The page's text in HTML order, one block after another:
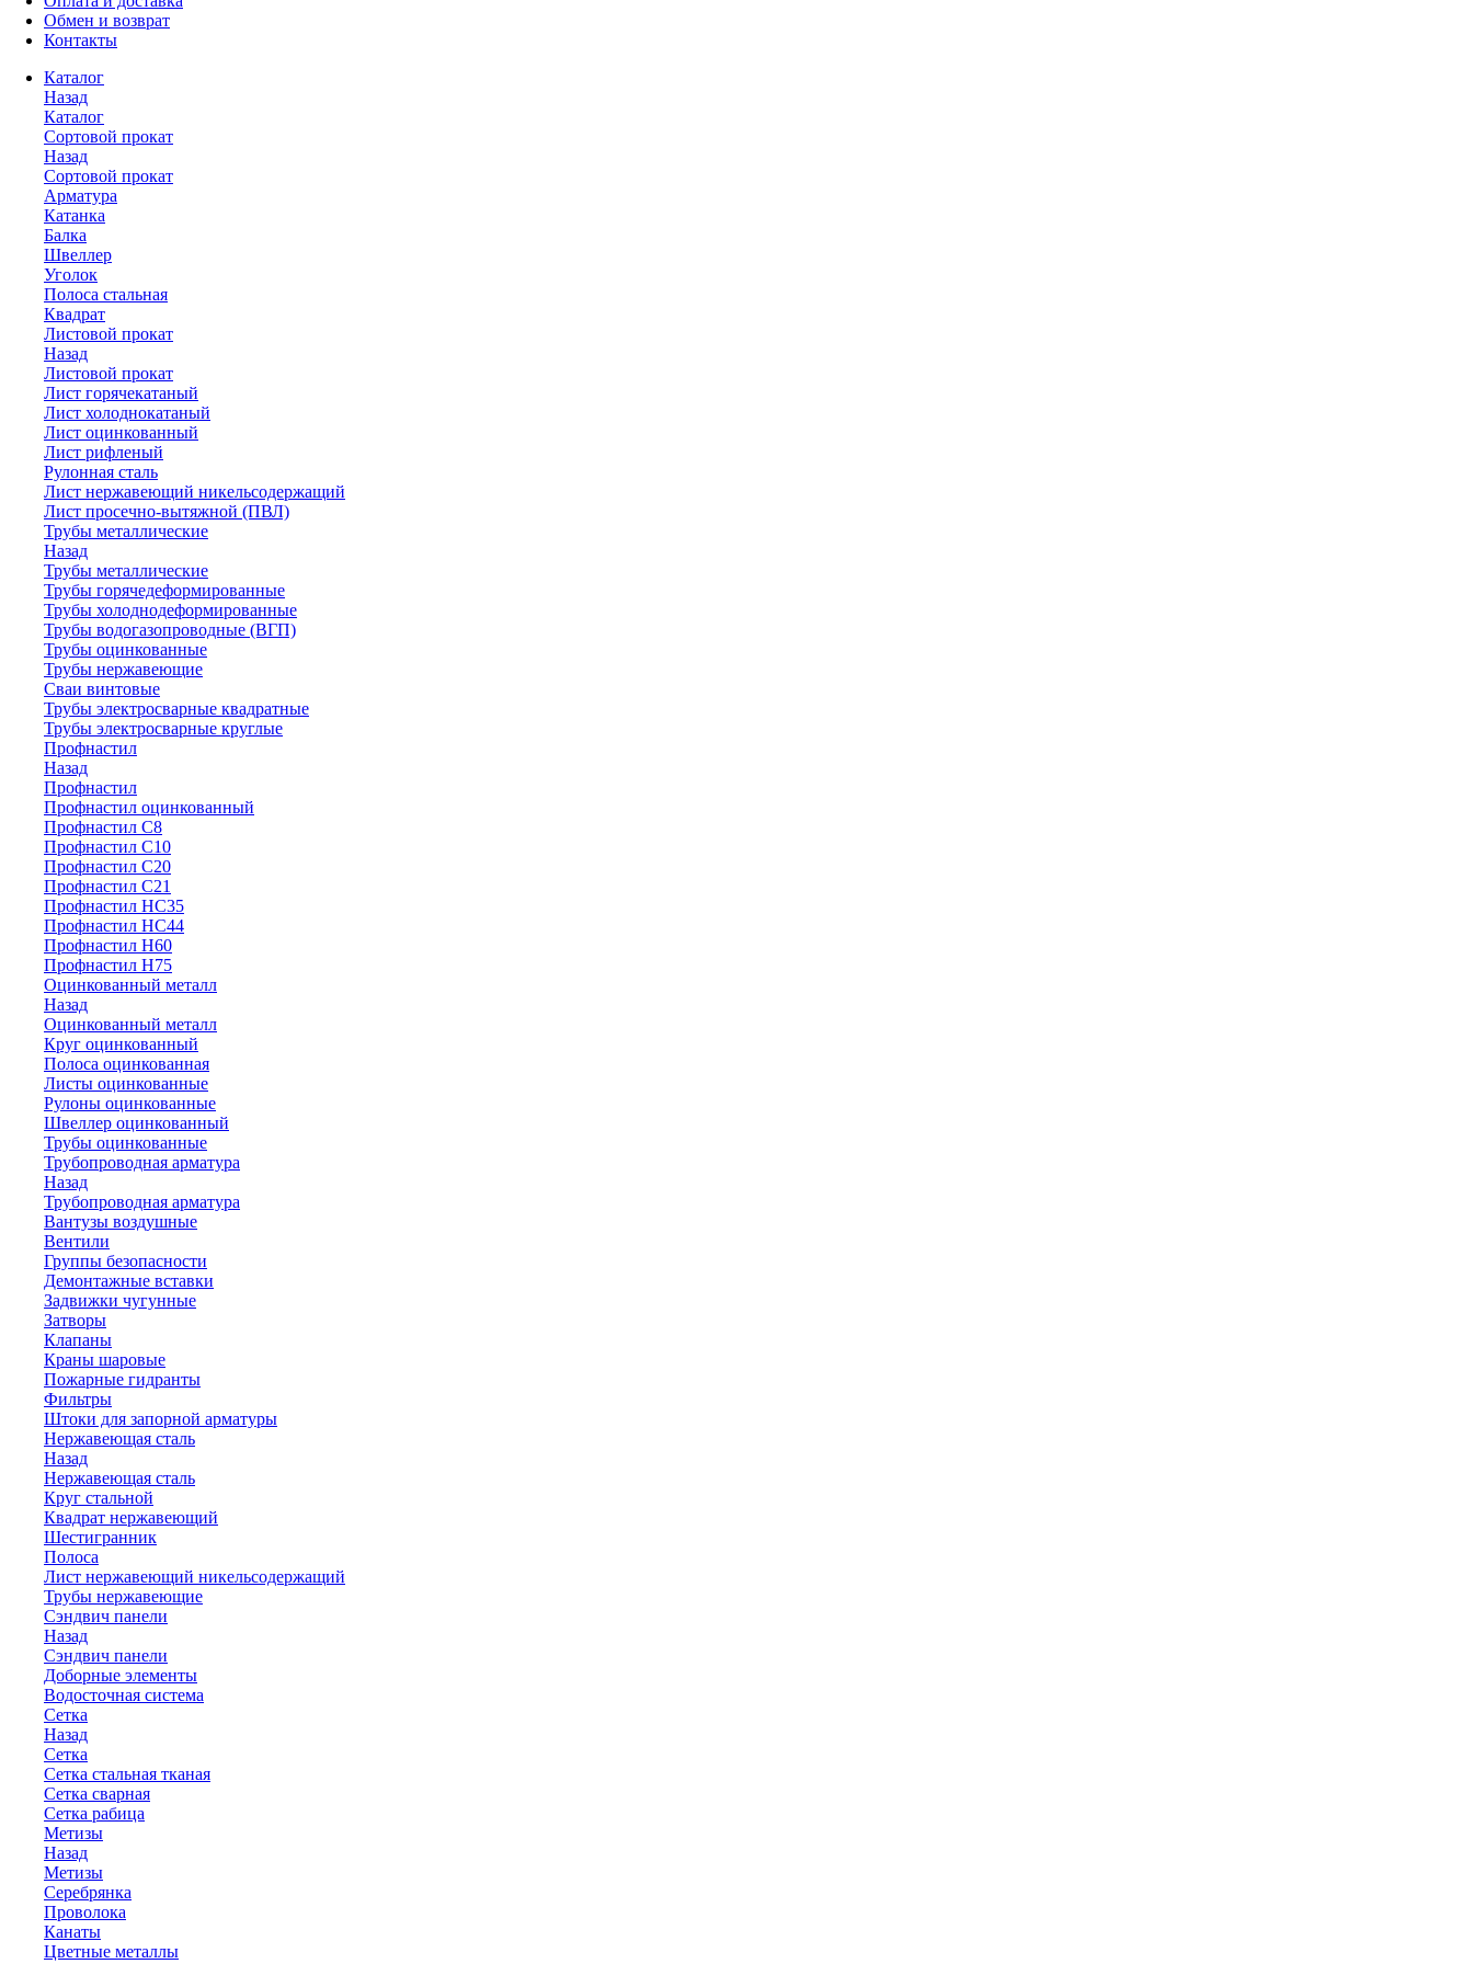
Обмен и возврат
Контакты
Каталог
Назад
Каталог
Сортовой прокат
Назад
Сортовой прокат
Арматура
Катанка
Балка
Швеллер
Уголок
Полоса стальная
Квадрат
Листовой прокат
Назад
Листовой прокат
Лист горячекатаный
Лист холоднокатаный
Лист оцинкованный
Лист рифленый
Рулонная сталь
Лист нержавеющий никельсодержащий
Лист просечно-вытяжной (ПВЛ)
Трубы металлические
Назад
Трубы металлические
Трубы горячедеформированные
Трубы холоднодеформированные
Трубы водогазопроводные (ВГП)
Трубы оцинкованные
Трубы нержавеющие
Сваи винтовые
Трубы электросварные квадратные
Трубы электросварные круглые
Профнастил
Назад
Профнастил
Профнастил оцинкованный
Профнастил С8
Профнастил С10
Профнастил С20
Профнастил С21
Профнастил НС35
Профнастил НС44
Профнастил Н60
Профнастил Н75
Оцинкованный металл
Назад
Оцинкованный металл
Круг оцинкованный
Полоса оцинкованная
Листы оцинкованные
Рулоны оцинкованные
Швеллер оцинкованный
Трубы оцинкованные
Трубопроводная арматура
Назад
Трубопроводная арматура
Вантузы воздушные
Вентили
Группы безопасности
Демонтажные вставки
Задвижки чугунные
Затворы
Клапаны
Краны шаровые
Пожарные гидранты
Фильтры
Штоки для запорной арматуры
Нержавеющая сталь
Назад
Нержавеющая сталь
Круг стальной
Квадрат нержавеющий
Шестигранник
Полоса
Лист нержавеющий никельсодержащий
Трубы нержавеющие
Сэндвич панели
Назад
Сэндвич панели
Доборные элементы
Водосточная система
Сетка
Назад
Сетка
Сетка стальная тканая
Сетка сварная
Сетка рабица
Метизы
Назад
Метизы
Серебрянка
Проволока
Канаты
Цветные металлы